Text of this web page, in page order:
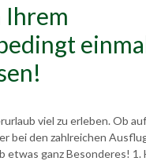
Ihrem
viel zu erleben. Ob
bei den zahlreichen
etwas ganz Besonderes! 1.